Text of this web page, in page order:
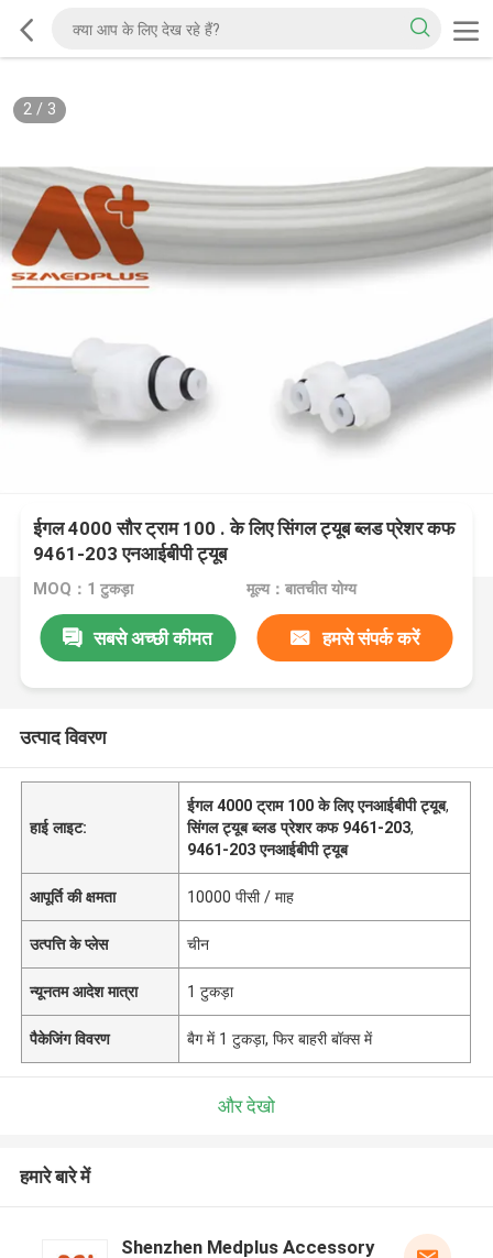
2/ 3
ईगल 4000 सौर ट्राम 100 . के लिए सिंगल ट्यूब ब्लड प्रेशर कफ
9461-203 एनआईबीपी ट्यूब
MOQ：1 टुकड़ा मूल्य：बातचीत योग्य
सबसे अच्छी कीमत हमसे संपर्क करें
उत्पाद विवरण
हाई लाइट:
ईगल 4000 ट्राम 100 के लिए एनआईबीपी ट्यूब,
सिंगल ट्यूब ब्लड प्रेशर कफ 9461-203,
9461-203 एनआईबीपी ट्यूब
आपूर्ति की क्षमता 10000 पीसी / माह
उत्पत्ति के प्लेस चीन
न्यूनतम आदेश मात्रा 1 टुकड़ा
पैकेजिंग विवरण बैग में 1 टुकड़ा, फिर बाहरी बॉक्स में
और देखो
हमारे बारे में
Shenzhen Medplus Accessory